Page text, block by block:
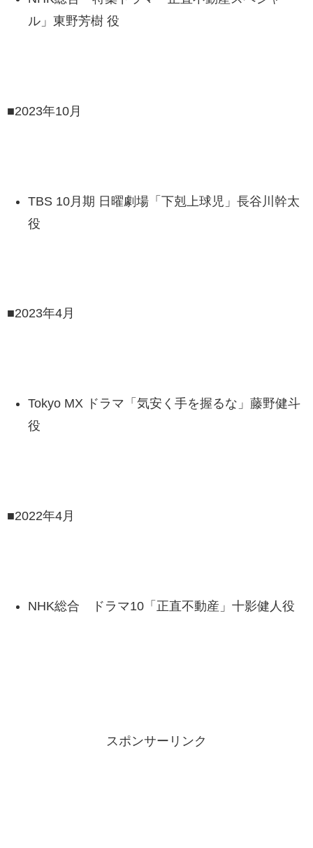
ル」東野芳樹 役
■2023年10月
TBS 10月期 日曜劇場「下剋上球児」長谷川幹太
役
■2023年4月
Tokyo MX ドラマ「気安く手を握るな」藤野健斗
役
■2022年4月
NHK総合 ドラマ10「正直不動産」十影健人役
スポンサーリンク